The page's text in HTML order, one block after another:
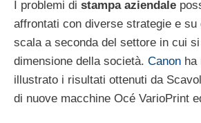
I problemi di stampa aziendale
affrontati con diverse strategie e
scala a seconda del settore in cui
dimensione della società. Canon ha
illustrato i risultati ottenuti da
di nuove macchine Océ VarioPrint